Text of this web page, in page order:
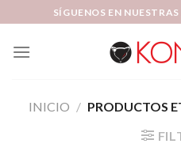
content
SÍGUENOS EN
INICIO / PRODUCTOS